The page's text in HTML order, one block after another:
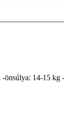
14-15 kg